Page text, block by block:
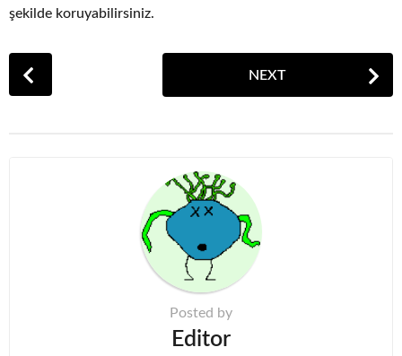
şekilde koruyabilirsiniz.
o
NEXT
Posted by
Editor